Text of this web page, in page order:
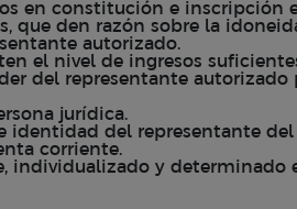
en constitución e inscripción
que den razón sobre la
autorizado.
el nivel de ingresos
del representante autorizado
jurídica.
identidad del representante
corriente.
individualizado y determinado